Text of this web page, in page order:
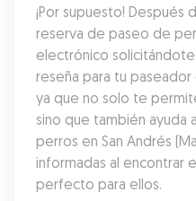
¡Por supuesto!
reserva de paseo de
electrónico
reseña para tu paseador
ya que no solo te
sino que también
perros en San Andrés
informadas al encontrar
perfecto para ellos.